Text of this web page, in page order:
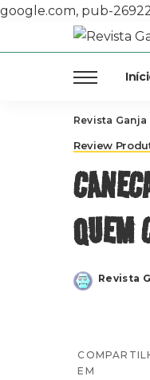
google.com, pub-
Revista Ganja
Review
QUEM
Posted
Revista
EM